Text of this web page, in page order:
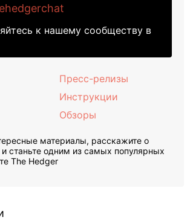
к нашему сообществу в
Пресс-релизы
Инструкции
Обзоры
материалы, расскажите о
станьте одним из самых популярных
The Hedger